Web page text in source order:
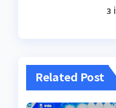
з
Related Post